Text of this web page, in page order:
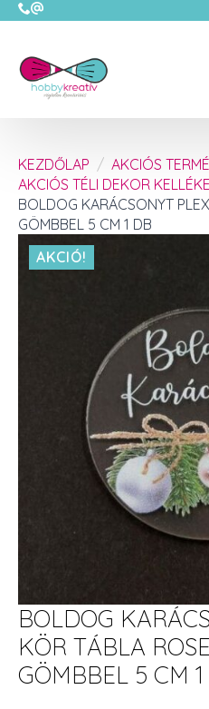
KEZDŐLAP
AKCIÓS
AKCIÓS TÉLI DEKOR
BOLDOG KARÁCSONYT
GÖMBBEL 5 CM 1 DB
AKCIÓ!
BOLDOG
KÖR TÁBLA
GÖMBBEL 5 CM